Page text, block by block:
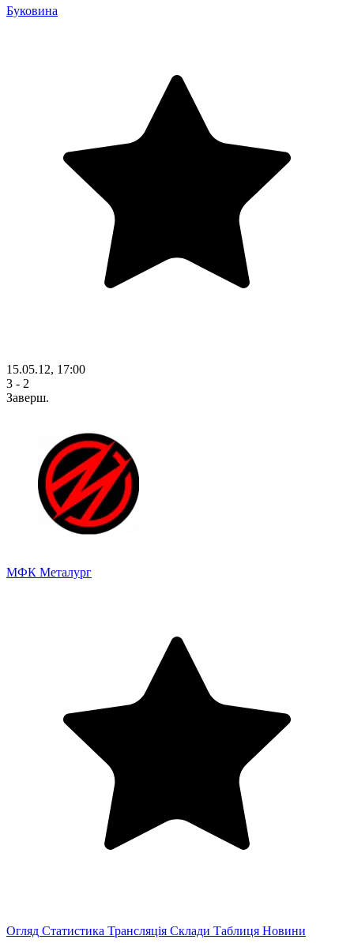
Буковина
15.05.12, 17:00
3 - 2
Заверш.
МФК Металург
Огляд Статистика Трансляція Склади Таблиця Новини